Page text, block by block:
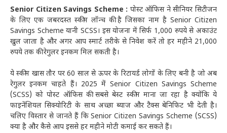
Senior Citizen Savings Scheme : पोस्ट ऑफिस ने सीनियर सिटीजन
के लिए एक जबरदस्त स्कीम लॉन्च की है जिसका नाम है Senior Citizen
Savings Scheme यानी SCSS। इस योजना में सिर्फ 1,000 रुपये से अकाउंट
खुल जाता है और अगर आप स्मार्ट तरीके से निवेश करें तो हर महीने 21,000
रुपये तक की रेगुलर इनकम मिल सकती है।
ये स्कीम खास तौर पर 60 साल से ऊपर के रिटायर्ड लोगों के लिए बनी है जो अब
रेगुलर इनकम चाहते हैं। 2025 में Senior Citizen Savings Scheme
(SCSS) को पोस्ट ऑफिस की सबसे बेस्ट स्कीम माना जा रहा है क्योंकि ये
फाइनेंशियल सिक्योरिटी के साथ अच्छा ब्याज और टैक्स बेनिफिट भी देती है।
चलिए विस्तार से जानते हैं कि Senior Citizen Savings Scheme (SCSS)
क्या है और कैसे आप इससे हर महीने मोटी कमाई कर सकते हैं।